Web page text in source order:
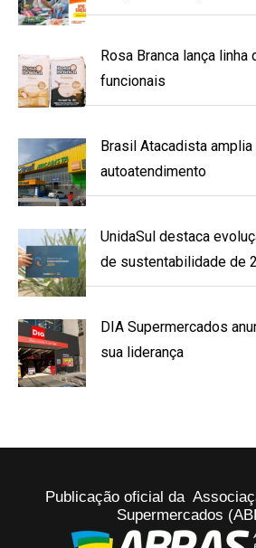
Rosa Branca lança linha
funcionais
Brasil Atacadista
autoatendimento
UnidaSul destaca
de sustentabilidade de
DIA Supermercados
sua liderança
Publicação oficial da
Supermercados